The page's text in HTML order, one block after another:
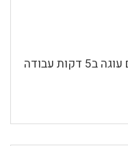
עוגה בחושה עם מייפל, אם בא לכם עוגה ב5 דקות עבודה